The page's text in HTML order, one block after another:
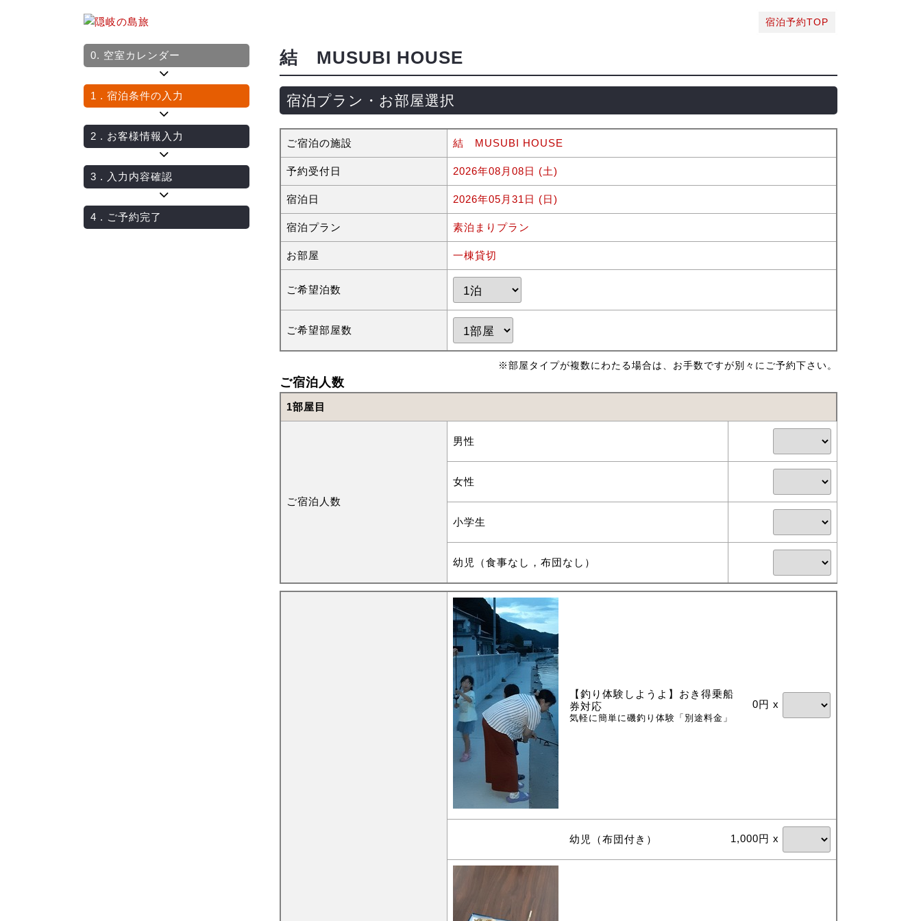
宿泊予約TOP
0. 空室カレンダー
1 . 宿泊条件の入力
2 . お客様情報入力
3 . 入力内容確認
4 . ご予約完了
結 MUSUBI HOUSE
宿泊プラン・お部屋選択
ご宿泊の施設 結 MUSUBI HOUSE
予約受付日 2026年08月08日 (土)
宿泊日 2026年05月31日 (日)
宿泊プラン 素泊まりプラン
お部屋 一棟貸切
ご希望泊数
ご希望部屋数
※部屋タイプが複数にわたる場合は、お手数ですが別々にご予約下さい。
ご宿泊人数
1部屋目
ご宿泊人数
男性
女性
小学生
幼児（食事なし，布団なし）
【釣り体験しようよ】おき得乗船
券対応
気軽に簡単に磯釣り体験「別途料金」
0円 x
幼児（布団付き） 1,000円 x